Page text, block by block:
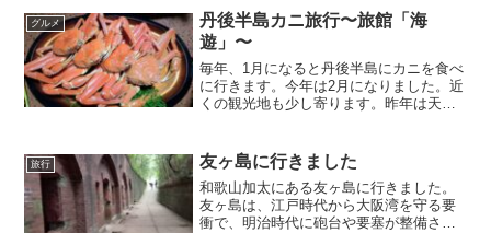
で、あまりお勧めでき...
グルメ
丹後半島カニ旅行〜旅館「海
遊」〜
毎年、1月になると丹後半島にカニを食べ
に行きます。今年は2月になりました。近
くの観光地も少し寄ります。昨年は天橋
は毎年寄っています。市場で買った海鮮
類をこの場で食べられ...
旅行 友ヶ島に行きました
和歌山加太にある友ヶ島に行きました。
友ヶ島は、江戸時代から大阪湾を守る要
衝で、明治時代に砲台や要塞が整備さ